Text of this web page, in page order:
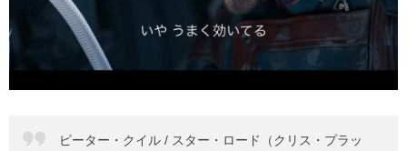
ピーター・クイル / スター・ロード（クリス・プラッ